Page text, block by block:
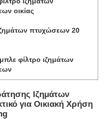
οικίας
πτυχώσεων 20
φίλτρο ιζημάτων
Ιζημάτων
για Οικιακή Χρήση